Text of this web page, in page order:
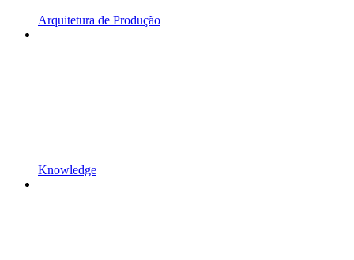
Arquitetura de Produção
Knowledge